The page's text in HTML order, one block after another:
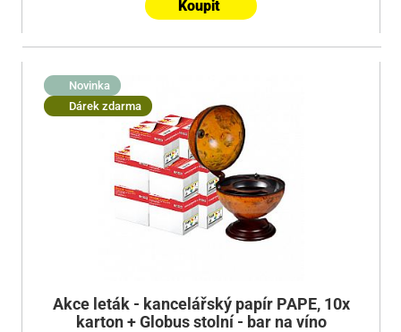
Koupit
Novinka
Dárek zdarma
Akce leták - kancelářský papír PAPE, 10x
karton + Globus stolní - bar na víno